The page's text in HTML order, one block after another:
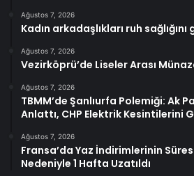
Ağustos 7, 2026
Kadın arkadaşlıkları ruh
Ağustos 7, 2026
Vezirköprü’de Liseler Arası
Ağustos 7, 2026
TBMM’de Şanlıurfa Polemiği: Ak
Anlattı, CHP Elektrik Kesintilerini
Ağustos 7, 2026
Fransa’da Yaz İndirimlerinin Süresi
Nedeniyle 1 Hafta Uzatıldı